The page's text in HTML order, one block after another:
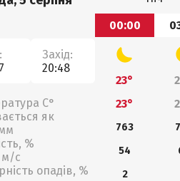
Захід:
20:48
С°
як
%
м/с
опадів, %
00:00
23°
23°
763
54
2